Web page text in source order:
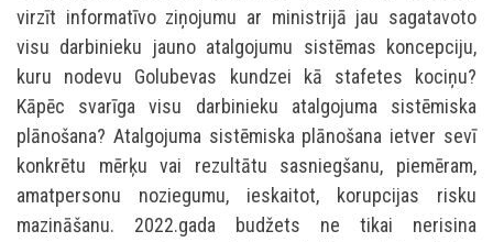
virzīt informatīvo ziņojumu ar ministrijā jau sagatavoto
visu darbinieku jauno atalgojumu sistēmas koncepciju,
kuru nodevu Golubevas kundzei kā stafetes kociņu?
Kāpēc svarīga visu darbinieku atalgojuma sistēmiska
plānošana? Atalgojuma sistēmiska plānošana ietver sevī
konkrētu mērķu vai rezultātu sasniegšanu, piemēram,
amatpersonu noziegumu, ieskaitot, korupcijas risku
mazināšanu. 2022.gada budžets ne tikai nerisina